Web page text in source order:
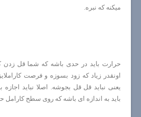
میکنه که نبره.
حرارت باید در حدی باشه که شما قل زدن
اونقدر زیاد که زود بسوزه و فرصت
یعنی نباید قل قل بجوشه. اصلا نباید
باید به اندازه ای باشه که روی سطح کارامل